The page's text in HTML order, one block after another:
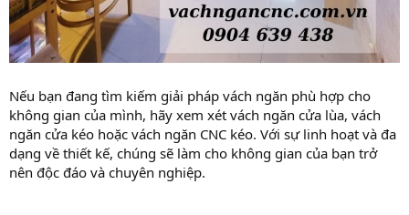
Nếu bạn đang tìm kiếm giải pháp vách ngăn phù hợp cho
không gian của mình, hãy xem xét vách ngăn cửa lùa, vách
ngăn cửa kéo hoặc vách ngăn CNC kéo. Với sự linh hoạt và đa
dạng về thiết kế, chúng sẽ làm cho không gian của bạn trở
nên độc đáo và chuyên nghiệp.